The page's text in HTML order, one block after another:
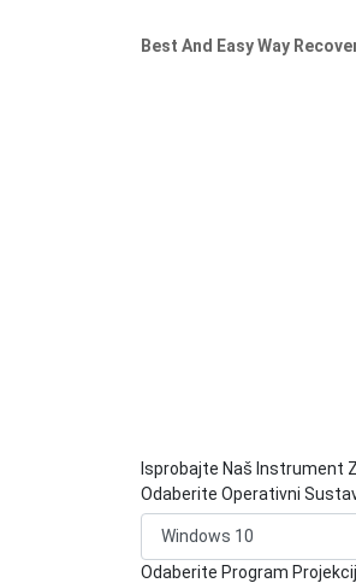
Best And Easy Way
Isprobajte Naš Instrument
Odaberite Operativni
Odaberite Program